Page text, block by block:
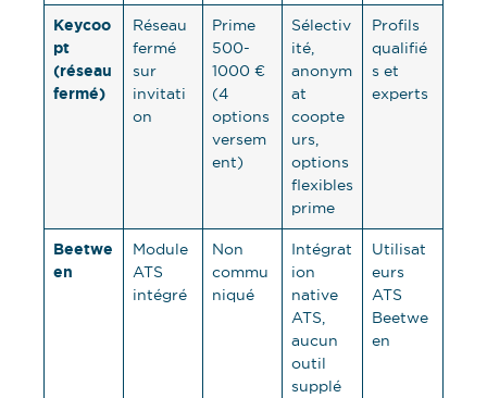
Keycoo
pt
(réseau
fermé)
Réseau
fermé
sur
invitati
on
Prime
500-
1000 €
(4
options
versem
ent)
Sélectiv
ité,
anonym
at
coopte
urs,
options
flexibles
prime
Profils
qualifié
s et
experts
Beetwe
en
Module
ATS
intégré
Non
commu
niqué
Intégrat
ion
native
ATS,
aucun
outil
supplé
Utilisat
eurs
ATS
Beetwe
en